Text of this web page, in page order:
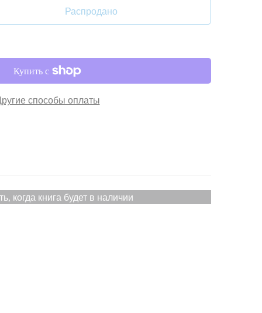
Распродано
способы оплаты
когда книга будет в наличии